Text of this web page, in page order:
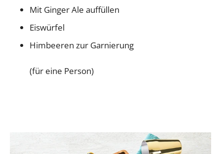
Mit Ginger Ale auffüllen
Eiswürfel
Himbeeren zur Garnierung
(für eine Person)